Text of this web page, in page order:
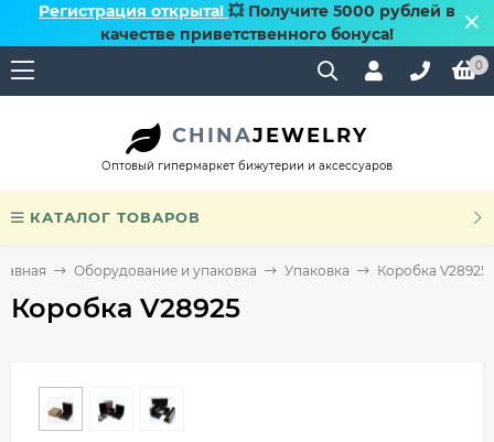
Регистрация открыта! 💥 Получите 5000 рублей в
качестве приветственного бонуса!
0
CHINAJEWELRY
Оптовый гипермаркет бижутерии и аксессуаров
КАТАЛОГ ТОВАРОВ
Оборудование и упаковка Упаковка Коробка V28925
Коробка V28925